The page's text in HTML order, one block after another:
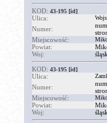
KOD: 43-195 [id]
Ulica:
Numer:
Miejscowość:
Powiat:
Woj:
KOD: 43-195 [id]
Ulica:
Numer:
Miejscowość:
Powiat:
Woj: